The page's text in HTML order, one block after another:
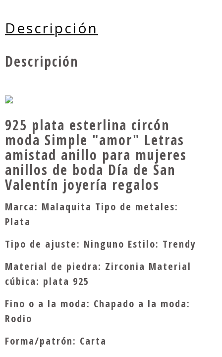
Descripción
Descripción
925 plata esterlina circón
moda Simple "amor" Letras
amistad anillo para mujeres
anillos de boda Día de San
Valentín joyería regalos
Marca: Malaquita Tipo de metales:
Plata
Tipo de ajuste: Ninguno Estilo: Trendy
Material de piedra: Zirconia Material
cúbica: plata 925
Fino o a la moda: Chapado a la moda:
Rodio
Forma/patrón: Carta